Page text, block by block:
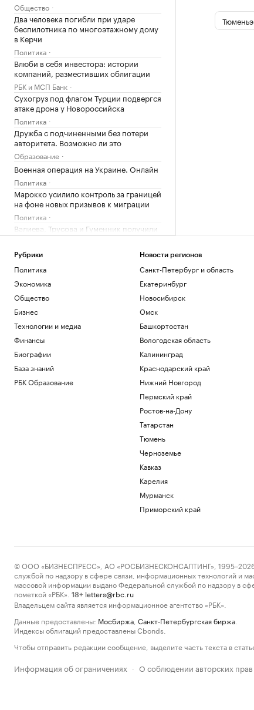
Общество
Два человека погибли при ударе
беспилотника по многоэтажному дому
в Керчи
Политика
Влюби в себя инвестора: истории
компаний, разместивших облигации
РБК и МСП Банк
Сухогруз под флагом Турции подвергся
атаке дрона у Новороссийска
Политика
Дружба с подчиненными без потери
авторитета. Возможно ли это
Образование
Военная операция на Украине. Онлайн
Политика
Марокко усилило контроль за границей
на фоне новых призывов к миграции
Политика
Валиева, Трусова и Гуменник получили
допуск ISU на международные турниры
Спорт
Орбит
Общество
SCMP раскрыла, как Китай стал
«главным коллектором» другого
континента
Экономика
Рубрики
Политика
Экономика
Общество
Бизнес
Технологии и медиа
Финансы
Биографии
База знаний
РБК Образование
Новости регионов
Санкт-Петербург и область
Екатеринбург
Новосибирск
Омск
Башкортостан
Вологодская область
Калининград
Краснодарский край
Нижний Новгород
Пермский край
Ростов-на-Дону
Татарстан
Тюмень
Черноземье
Кавказ
Карелия
Мурманск
Приморский край
© ООО «БИЗНЕСПРЕСС», АО «РОСБИЗНЕСКОНСАЛТИНГ», 1995–2026.
службой по надзору в сфере связи, информационных технологий и
массовой информации выдано Федеральной службой по надзору в
пометкой «РБК».
18+ letters@rbc.ru
Владельцем сайта является информационное агентство «РБК».
Данные предоставлены: Мосбиржа Санкт-Петербургская биржа
Индексы облигаций предоставлены Cbonds.
Чтобы отправить редакции сообщение, выделите часть текста в
Информация об ограничениях · О соблюдении авторских прав